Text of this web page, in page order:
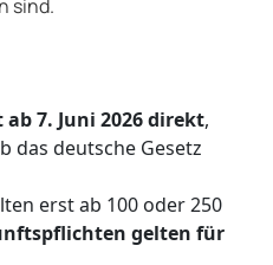
sind.
7. Juni 2026 direkt,
das deutsche Gesetz
erst ab 100 oder 250
gelten für